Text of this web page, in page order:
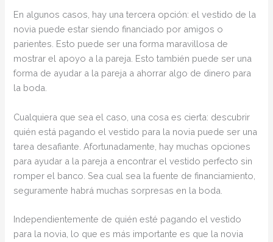
En algunos casos, hay una tercera opción: el vestido de la
novia puede estar siendo financiado por amigos o
parientes. Esto puede ser una forma maravillosa de
mostrar el apoyo a la pareja. Esto también puede ser una
forma de ayudar a la pareja a ahorrar algo de dinero para
la boda.
Cualquiera que sea el caso, una cosa es cierta: descubrir
quién está pagando el vestido para la novia puede ser una
tarea desafiante. Afortunadamente, hay muchas opciones
para ayudar a la pareja a encontrar el vestido perfecto sin
romper el banco. Sea cual sea la fuente de financiamiento,
seguramente habrá muchas sorpresas en la boda.
Independientemente de quién esté pagando el vestido
para la novia, lo que es más importante es que la novia